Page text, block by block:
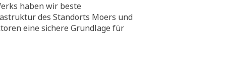
haben wir beste
des Standorts Moers und
eine sichere Grundlage für